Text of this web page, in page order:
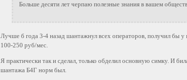
Больше десяти лет черпаю полезные знания в вашем
Лучше б года 3-4 назад шантажнул всех операторов, получил бы у
100-250 руб/мес.
Я практически так и сделал, только обделил основную симку. И
шантажа Б4Г норм был.